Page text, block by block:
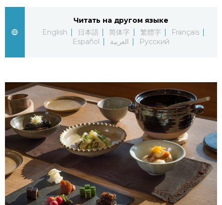
Культура
Жизнь
Токио
От редакции
Читать на другом языке
English
日本語 简体字 繁體字
Français
Español
العربية Русский